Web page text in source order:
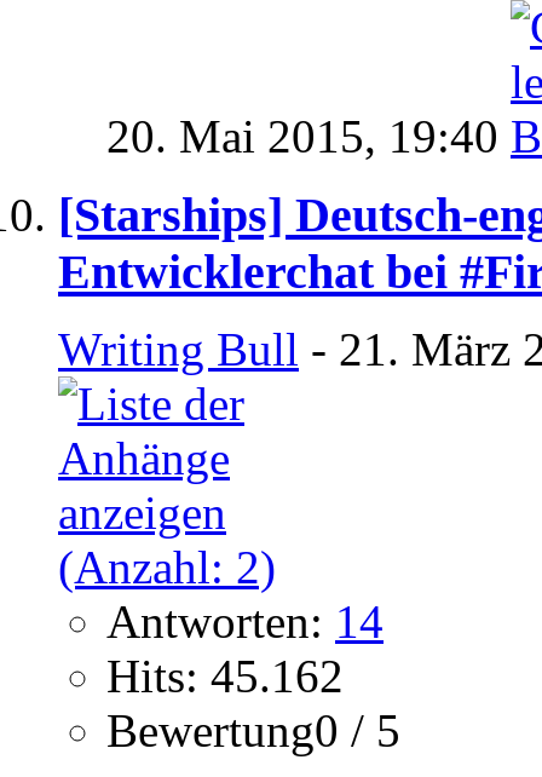
20. Mai 2015, 19:40
[Starships] Deutsch-
Entwicklerchat bei
Writing Bull - 21. März
Antworten: 14
Hits: 45.162
Bewertung0 / 5